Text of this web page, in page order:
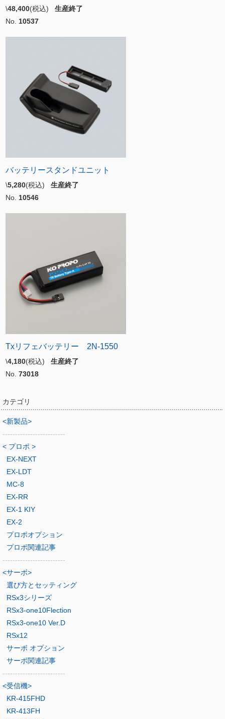
\48,400(税込) 生産終了
No. 10537
バッテリースタンドユニット
\5,280(税込) 生産終了
No. 10546
Txリフェバッテリー 2N-1550
\4,180(税込) 生産終了
No. 73018
カテゴリ
<新製品>
-------------------------
< プロポ >
EX-NEXT
EX-LDT
MC-8
EX-RR
EX-1 KIY
EX-2
プロポオプション
プロポ関連記事
-------------------------
<サーボ>
選び方とセッティング
RSx3シリーズ
RSx3-one10Flection
RSx3-one10 Ver.D
RSx12
サーボ オプション
サーボ関連記事
-------------------------
<受信機>
KR-415FHD
KR-413FH